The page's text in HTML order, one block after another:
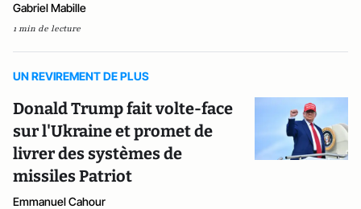
Gabriel Mabille
1 min de lecture
UN REVIREMENT DE PLUS
Donald Trump fait volte-face
sur l'Ukraine et promet de
livrer des systèmes de
missiles Patriot
Emmanuel Cahour